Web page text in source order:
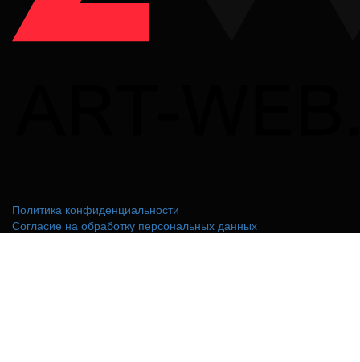
Политика конфиденциальности
Согласие на обработку персональных данных